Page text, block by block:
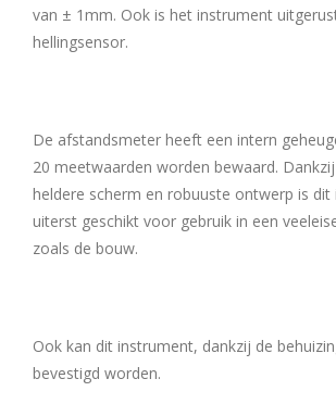
van ± 1mm. Ook is het instrument
hellingsensor.
De afstandsmeter heeft een intern
20 meetwaarden worden bewaard.
heldere scherm en robuuste ontwerp is
uiterst geschikt voor gebruik in een
zoals de bouw.
Ook kan dit instrument, dankzij de
bevestigd worden.